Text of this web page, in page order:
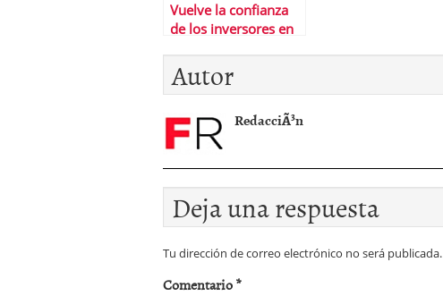
Vuelve la confianza
de los inversores en
el Ã­ndice Sentix
Autor
RedacciÃ³n
Deja una respuesta
Tu dirección de correo electrónico no será publicada.
Comentario*